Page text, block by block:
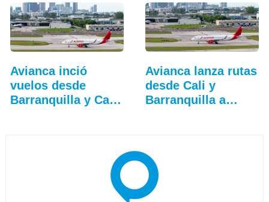
Avianca inció
vuelos desde
Barranquilla y Cali
Avianca lanza rutas
desde Cali y
Barranquilla a